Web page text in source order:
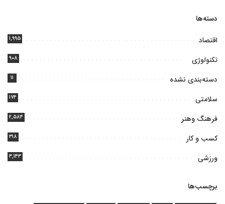
دسته‌ها
اقتصاد ۱,۹۹۵
تکنولوژی ۹۰۸
دسته‌بندی نشده ۱۱
سلامتی ۱۷۴
فرهنگ وهنر ۲,۵۸۴
کسب و کار ۳۱۸
ورزشی ۳,۱۴۳
برچسب‌ها